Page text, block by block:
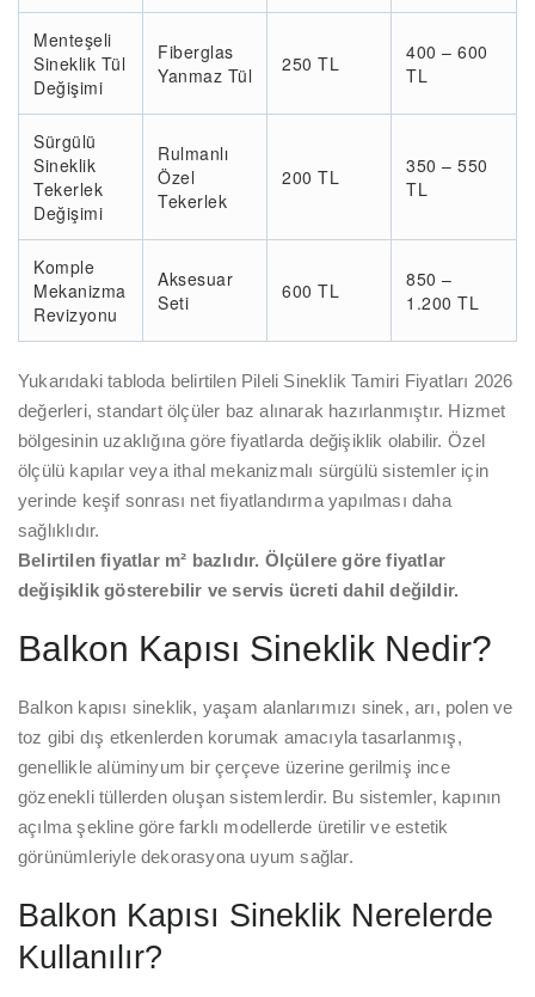
Menteşeli
Sineklik Tül
Değişimi
Fiberglas
Yanmaz Tül
250 TL
400 – 600
TL
Sürgülü
Sineklik
Tekerlek
Değişimi
Rulmanlı
Özel
Tekerlek
200 TL
350 – 550
TL
Komple
Mekanizma
Revizyonu
Aksesuar
Seti
600 TL
850 –
1.200 TL
Yukarıdaki tabloda belirtilen Pileli Sineklik Tamiri Fiyatları 2026
değerleri, standart ölçüler baz alınarak hazırlanmıştır. Hizmet
bölgesinin uzaklığına göre fiyatlarda değişiklik olabilir. Özel
ölçülü kapılar veya ithal mekanizmalı sürgülü sistemler için
yerinde keşif sonrası net fiyatlandırma yapılması daha
sağlıklıdır.
Belirtilen fiyatlar m² bazlıdır. Ölçülere göre fiyatlar
değişiklik gösterebilir ve servis ücreti dahil değildir.
Balkon Kapısı Sineklik Nedir?
Balkon kapısı sineklik, yaşam alanlarımızı sinek, arı, polen ve
toz gibi dış etkenlerden korumak amacıyla tasarlanmış,
genellikle alüminyum bir çerçeve üzerine gerilmiş ince
gözenekli tüllerden oluşan sistemlerdir. Bu sistemler, kapının
açılma şekline göre farklı modellerde üretilir ve estetik
görünümleriyle dekorasyona uyum sağlar.
Balkon Kapısı Sineklik Nerelerde
Kullanılır?